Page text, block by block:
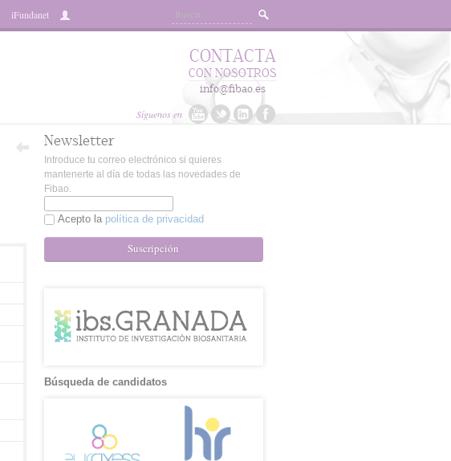
iFundanet
Síguenos en
CONTACTA
CON NOSOTROS
info@fibao.es
Newsletter
Introduce tu correo electrónico si quieres
mantenerte al día de todas las novedades de
Fibao.
Acepto la política de privacidad
Suscripción
Búsqueda de candidatos